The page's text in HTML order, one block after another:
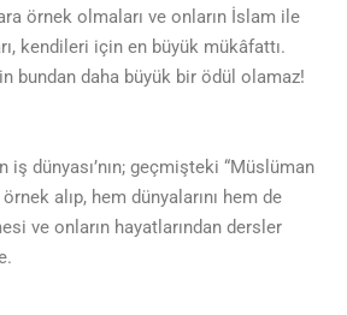
örnek olmaları ve onların İslam ile
kendileri için en büyük mükâfattı.
bundan daha büyük bir ödül olamaz!
iş dünyası’nın; geçmişteki “Müslüman
alıp, hem dünyalarını hem de
ve onların hayatlarından dersler